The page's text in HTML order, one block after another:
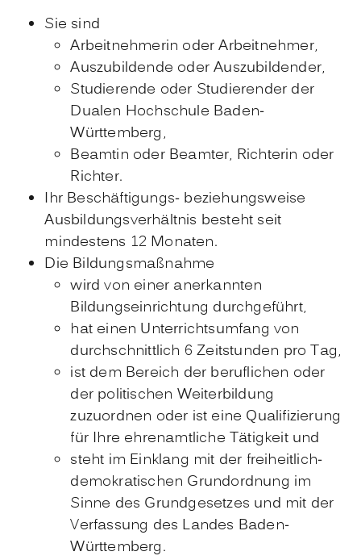
Sie sind
Arbeitnehmerin oder Arbeitnehmer,
Auszubildende oder Auszubildender,
Studierende oder Studierender der
Dualen Hochschule Baden-
Württemberg,
Beamtin oder Beamter, Richterin oder
Richter.
Ihr Beschäftigungs- beziehungsweise
Ausbildungsverhältnis besteht seit
mindestens 12 Monaten.
Die Bildungsmaßnahme
wird von einer anerkannten
Bildungseinrichtung durchgeführt,
hat einen Unterrichtsumfang von
durchschnittlich 6 Zeitstunden pro Tag,
ist dem Bereich der beruflichen oder
der politischen Weiterbildung
zuzuordnen oder ist eine Qualifizierung
für Ihre ehrenamtliche Tätigkeit und
steht im Einklang mit der freiheitlich-
demokratischen Grundordnung im
Sinne des Grundgesetzes und mit der
Verfassung des Landes Baden-
Württemberg.